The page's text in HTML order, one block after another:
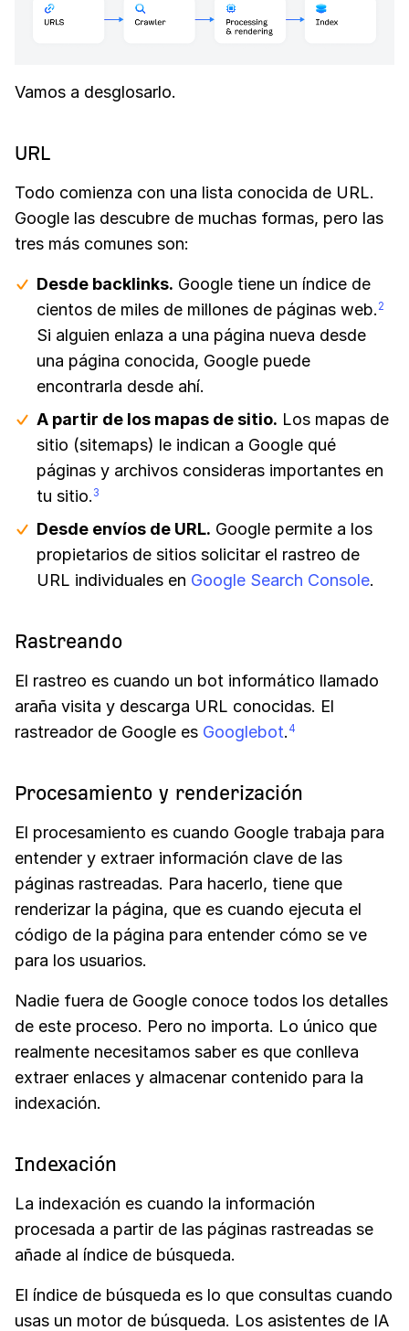
Vamos a desglosarlo.
URL
Todo comienza con una lista conocida de URL.
Google las descubre de muchas formas, pero las
tres más comunes son:
Desde backlinks. Google tiene un índice de
cientos de miles de millones de páginas web. 2
Si alguien enlaza a una página nueva desde
una página conocida, Google puede
encontrarla desde ahí.
A partir de los mapas de sitio. Los mapas de
sitio (sitemaps) le indican a Google qué
páginas y archivos consideras importantes en
tu sitio.3
Desde envíos de URL. Google permite a los
propietarios de sitios solicitar el rastreo de
URL individuales en Google Search Console.
Rastreando
El rastreo es cuando un bot informático llamado
araña visita y descarga URL conocidas. El
rastreador de Google es Googlebot. 4
Procesamiento y renderización
El procesamiento es cuando Google trabaja para
entender y extraer información clave de las
páginas rastreadas. Para hacerlo, tiene que
renderizar la página, que es cuando ejecuta el
código de la página para entender cómo se ve
para los usuarios.
Nadie fuera de Google conoce todos los detalles
de este proceso. Pero no importa. Lo único que
realmente necesitamos saber es que conlleva
extraer enlaces y almacenar contenido para la
indexación.
Indexación
La indexación es cuando la información
procesada a partir de las páginas rastreadas se
añade al índice de búsqueda.
El índice de búsqueda es lo que consultas cuando
usas un motor de búsqueda. Los asistentes de IA